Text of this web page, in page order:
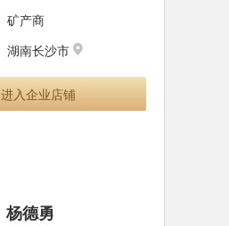
矿产商
湖南长沙市
进入企业店铺
杨德勇